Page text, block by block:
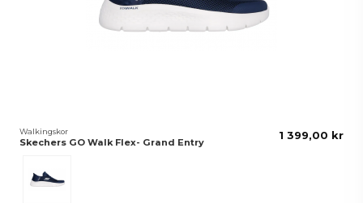
Walkingskor
Skechers GO Walk Flex- Grand Entry
1 399,00 kr